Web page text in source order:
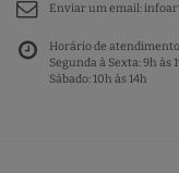
Enviar um email:
Horário de
Segunda à Sexta: 9h às
Sábado: 10h às 14h